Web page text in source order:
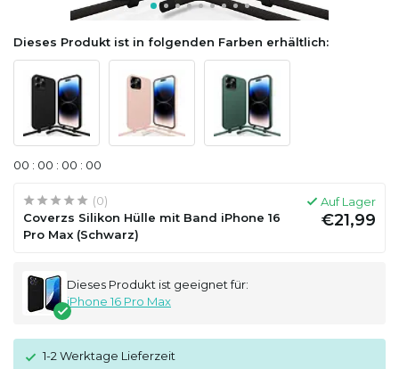
Dieses Produkt ist in folgenden Farben erhältlich:
00 : 00 : 00 : 00
(0)
Coverzs Silikon Hülle mit Band iPhone 16
Pro Max (Schwarz)
Auf Lager
€21,99
Dieses Produkt ist geeignet für:
iPhone 16 Pro Max
1-2 Werktage Lieferzeit